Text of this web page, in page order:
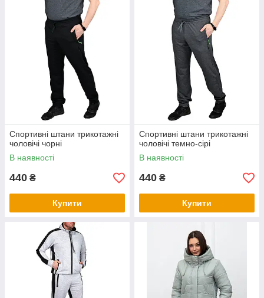
Спортивні штани трикотажні
чоловічі чорні
В наявності
440 ₴
Купити
Спортивні штани трикотажні
чоловічі темно-сірі
В наявності
440 ₴
Купити